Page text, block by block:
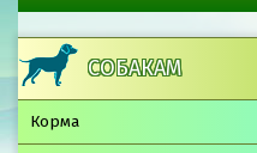
СОБАКАМ
Корма